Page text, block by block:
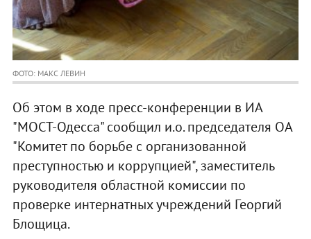
ФОТО: МАКС ЛЕВИН
Об этом в ходе пресс-конференции в ИА
"МОСТ-Одесса" сообщил и.о. председателя ОА
"Комитет по борьбе с организованной
преступностью и коррупцией", заместитель
руководителя областной комиссии по
проверке интернатных учреждений Георгий
Блощица.